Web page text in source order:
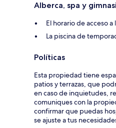
Alberca, spa y
El horario de acceso
La piscina de
Políticas
Esta propiedad tiene
patios y terrazas, que
en caso de inquietudes,
comuniques con la
confirmar que puedas
se ajuste a tus